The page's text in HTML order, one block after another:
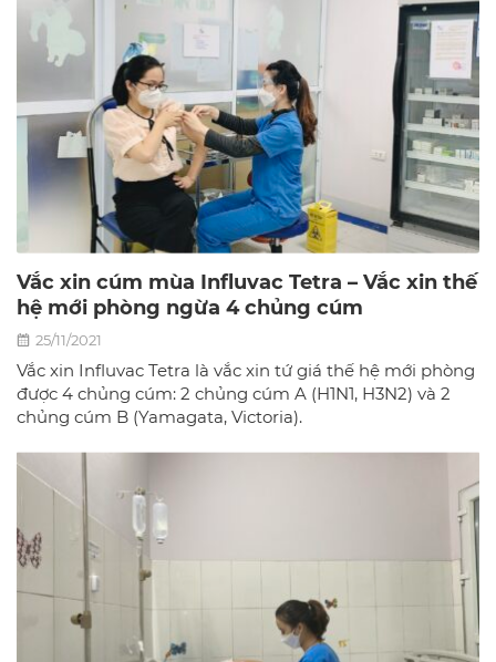
Vắc xin cúm mùa Influvac Tetra – Vắc xin thế
hệ mới phòng ngừa 4 chủng cúm
25/11/2021
Vắc xin Influvac Tetra là vắc xin tứ giá thế hệ mới phòng
được 4 chủng cúm: 2 chủng cúm A (H1N1, H3N2) và 2
chủng cúm B (Yamagata, Victoria).